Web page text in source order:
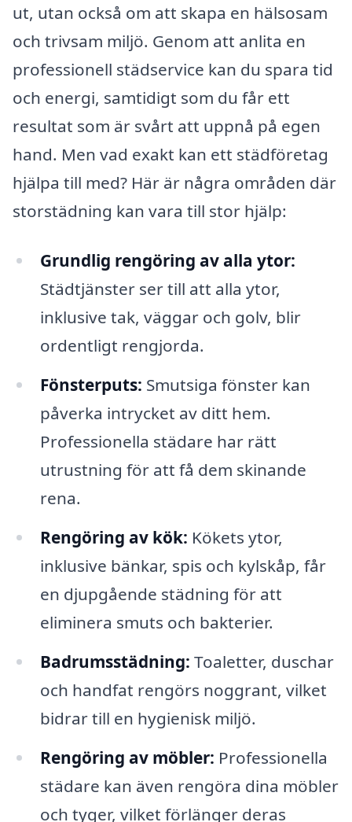
ut, utan också om att skapa en hälsosam
och trivsam miljö. Genom att anlita en
professionell städservice kan du spara tid
och energi, samtidigt som du får ett
resultat som är svårt att uppnå på egen
hand. Men vad exakt kan ett städföretag
hjälpa till med? Här är några områden där
storstädning kan vara till stor hjälp:
Grundlig rengöring av alla ytor:
Städtjänster ser till att alla ytor,
inklusive tak, väggar och golv, blir
ordentligt rengjorda.
Fönsterputs: Smutsiga fönster kan
påverka intrycket av ditt hem.
Professionella städare har rätt
utrustning för att få dem skinande
rena.
Rengöring av kök: Kökets ytor,
inklusive bänkar, spis och kylskåp, får
en djupgående städning för att
eliminera smuts och bakterier.
Badrumsstädning: Toaletter, duschar
och handfat rengörs noggrant, vilket
bidrar till en hygienisk miljö.
Rengöring av möbler: Professionella
städare kan även rengöra dina möbler
och tyger, vilket förlänger deras